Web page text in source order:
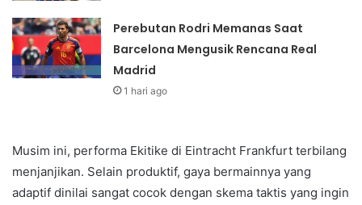
Perebutan Rodri Memanas Saat
Barcelona Mengusik Rencana Real
Madrid
1 hari ago
Musim ini, performa Ekitike di Eintracht Frankfurt terbilang
menjanjikan. Selain produktif, gaya bermainnya yang
adaptif dinilai sangat cocok dengan skema taktis yang ingin